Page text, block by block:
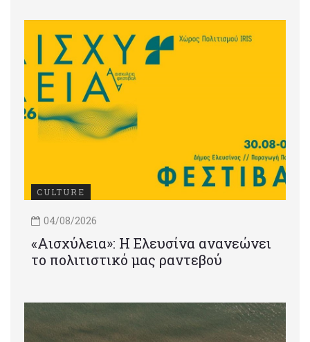
CULTURE
04/08/2026
«Αισχύλεια»: Η Ελευσίνα ανανεώνει
το πολιτιστικό μας ραντεβού